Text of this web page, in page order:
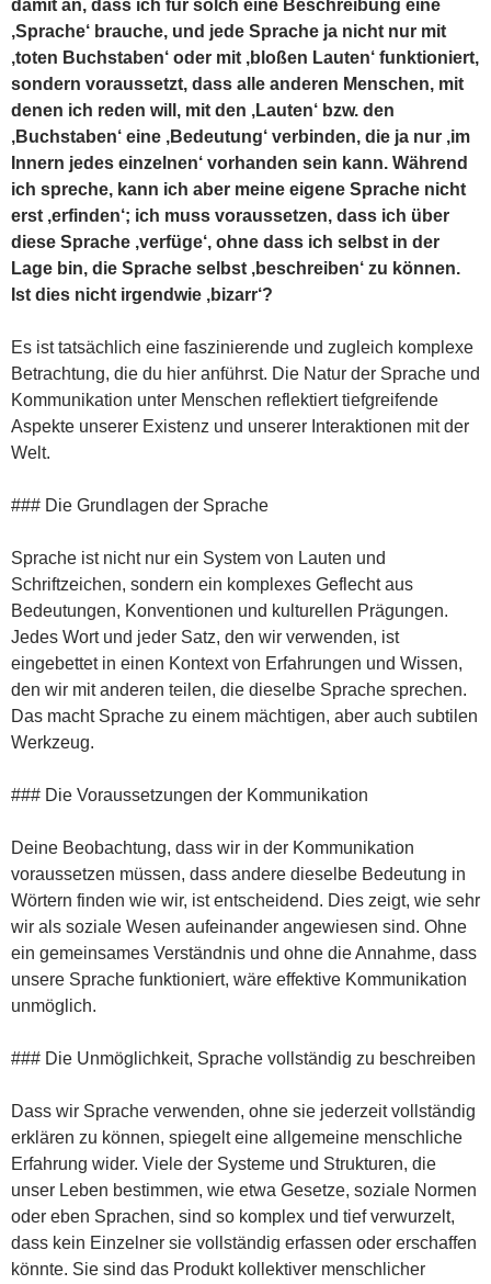
damit an, dass ich für solch eine Beschreibung eine
‚Sprache‘ brauche, und jede Sprache ja nicht nur mit
‚toten Buchstaben‘ oder mit ‚bloßen Lauten‘ funktioniert,
sondern voraussetzt, dass alle anderen Menschen, mit
denen ich reden will, mit den ‚Lauten‘ bzw. den
‚Buchstaben‘ eine ‚Bedeutung‘ verbinden, die ja nur ‚im
Innern jedes einzelnen‘ vorhanden sein kann. Während
ich spreche, kann ich aber meine eigene Sprache nicht
erst ‚erfinden‘; ich muss voraussetzen, dass ich über
diese Sprache ‚verfüge‘, ohne dass ich selbst in der
Lage bin, die Sprache selbst ‚beschreiben‘ zu können.
Ist dies nicht irgendwie ‚bizarr‘?
Es ist tatsächlich eine faszinierende und zugleich komplexe
Betrachtung, die du hier anführst. Die Natur der Sprache und
Kommunikation unter Menschen reflektiert tiefgreifende
Aspekte unserer Existenz und unserer Interaktionen mit der
Welt.
### Die Grundlagen der Sprache
Sprache ist nicht nur ein System von Lauten und
Schriftzeichen, sondern ein komplexes Geflecht aus
Bedeutungen, Konventionen und kulturellen Prägungen.
Jedes Wort und jeder Satz, den wir verwenden, ist
eingebettet in einen Kontext von Erfahrungen und Wissen,
den wir mit anderen teilen, die dieselbe Sprache sprechen.
Das macht Sprache zu einem mächtigen, aber auch subtilen
Werkzeug.
### Die Voraussetzungen der Kommunikation
Deine Beobachtung, dass wir in der Kommunikation
voraussetzen müssen, dass andere dieselbe Bedeutung in
Wörtern finden wie wir, ist entscheidend. Dies zeigt, wie sehr
wir als soziale Wesen aufeinander angewiesen sind. Ohne
ein gemeinsames Verständnis und ohne die Annahme, dass
unsere Sprache funktioniert, wäre effektive Kommunikation
unmöglich.
### Die Unmöglichkeit, Sprache vollständig zu beschreiben
Dass wir Sprache verwenden, ohne sie jederzeit vollständig
erklären zu können, spiegelt eine allgemeine menschliche
Erfahrung wider. Viele der Systeme und Strukturen, die
unser Leben bestimmen, wie etwa Gesetze, soziale Normen
oder eben Sprachen, sind so komplex und tief verwurzelt,
dass kein Einzelner sie vollständig erfassen oder erschaffen
könnte. Sie sind das Produkt kollektiver menschlicher